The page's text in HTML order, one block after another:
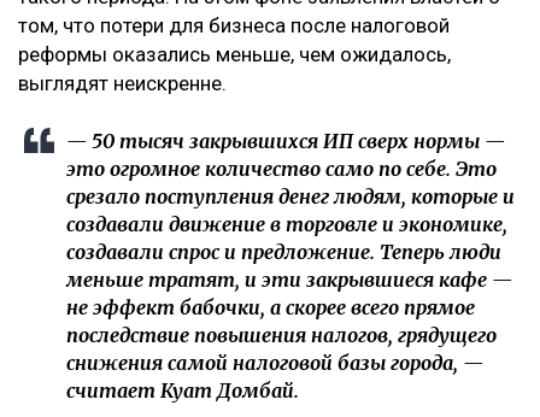
том, что потери для бизнеса после налоговой
реформы оказались меньше, чем ожидалось,
выглядят неискренне.
— 50 тысяч закрывшихся ИП сверх нормы —
это огромное количество само по себе. Это
срезало поступления денег людям, которые и
создавали движение в торговле и экономике,
создавали спрос и предложение. Теперь люди
меньше тратят, и эти закрывшиеся кафе —
не эффект бабочки, а скорее всего прямое
последствие повышения налогов, грядущего
снижения самой налоговой базы города, —
считает Куат Домбай.